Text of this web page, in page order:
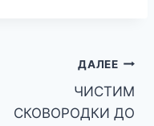
ДАЛЕЕ
ЧИСТИМ
СКОВОРОДКИ ДО